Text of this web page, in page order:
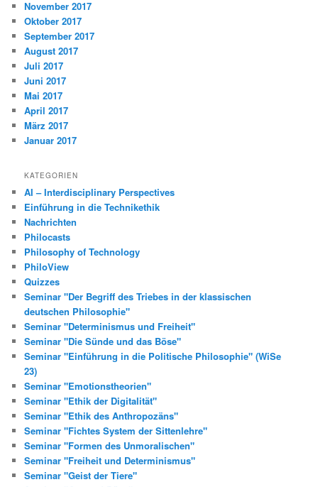
November 2017
Oktober 2017
September 2017
August 2017
Juli 2017
Juni 2017
Mai 2017
April 2017
März 2017
Januar 2017
KATEGORIEN
AI – Interdisciplinary Perspectives
Einführung in die Technikethik
Nachrichten
Philocasts
Philosophy of Technology
PhiloView
Quizzes
Seminar "Der Begriff des Triebes in der klassischen
deutschen Philosophie"
Seminar "Determinismus und Freiheit"
Seminar "Die Sünde und das Böse"
Seminar "Einführung in die Politische Philosophie" (WiSe
23)
Seminar "Emotionstheorien"
Seminar "Ethik der Digitalität"
Seminar "Ethik des Anthropozäns"
Seminar "Fichtes System der Sittenlehre"
Seminar "Formen des Unmoralischen"
Seminar "Freiheit und Determinismus"
Seminar "Geist der Tiere"